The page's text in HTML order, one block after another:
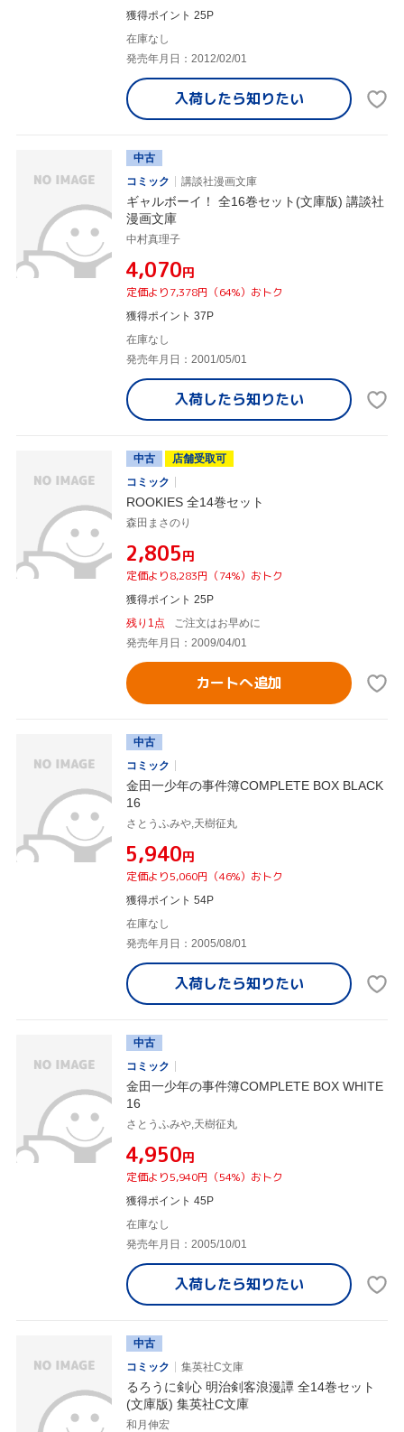
獲得ポイント 25P
在庫なし
発売年月日：2012/02/01
入荷したら知りたい
中古
コミック
講談社漫画文庫
ギャルボーイ！ 全16巻セット(文庫版) 講談社
漫画文庫
中村真理子
¥4,070円
定価より7,378円（64%）おトク
獲得ポイント 37P
在庫なし
発売年月日：2001/05/01
入荷したら知りたい
中古
店舗受取可
コミック
ROOKIES 全14巻セット
森田まさのり
¥2,805円
定価より8,283円（74%）おトク
獲得ポイント 25P
残り1点
ご注文はお早めに
発売年月日：2009/04/01
カートへ追加
中古
コミック
金田一少年の事件簿COMPLETE BOX BLACK
16
さとうふみや,天樹征丸
¥5,940円
定価より5,060円（46%）おトク
獲得ポイント 54P
在庫なし
発売年月日：2005/08/01
入荷したら知りたい
中古
コミック
金田一少年の事件簿COMPLETE BOX WHITE
16
さとうふみや,天樹征丸
¥4,950円
定価より5,940円（54%）おトク
獲得ポイント 45P
在庫なし
発売年月日：2005/10/01
入荷したら知りたい
中古
コミック
集英社C文庫
るろうに剣心 明治剣客浪漫譚 全14巻セット
(文庫版) 集英社C文庫
和月伸宏